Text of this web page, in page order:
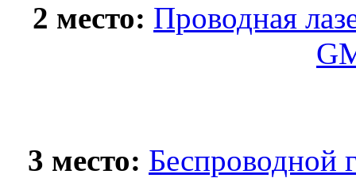
2 место: Проводная
3 место: Беспроводной